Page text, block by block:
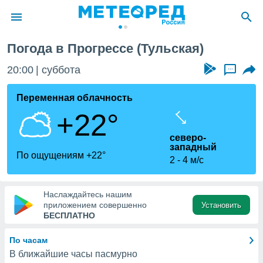
о
Вы можете
к этому
доступ
Погода в Прогрессе (Тульская)
20:00 суббота ...
Переменная облачность
+22°
По ощущениям +22°
северо-
западный
2
4 м/с
Наслаждайтесь нашим
приложением совершенно
БЕСПЛАТНО
Установить
По часам
В ближайшие часы пасмурно